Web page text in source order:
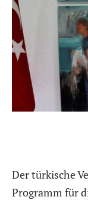
Der türkische
Programm für